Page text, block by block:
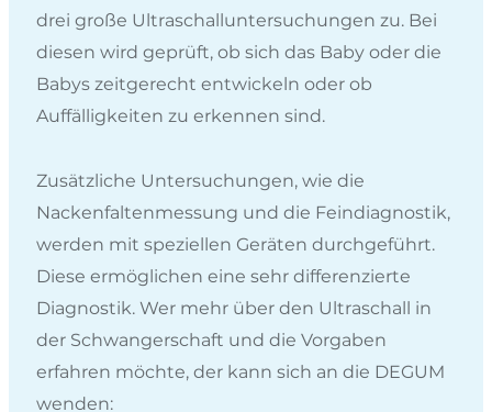
drei große Ultraschalluntersuchungen zu. Bei
diesen wird geprüft, ob sich das Baby oder die
Babys zeitgerecht entwickeln oder ob
Auffälligkeiten zu erkennen sind.
Zusätzliche Untersuchungen, wie die
Nackenfaltenmessung und die Feindiagnostik,
werden mit speziellen Geräten durchgeführt.
Diese ermöglichen eine sehr differenzierte
Diagnostik. Wer mehr über den Ultraschall in
der Schwangerschaft und die Vorgaben
erfahren möchte, der kann sich an die DEGUM
wenden: